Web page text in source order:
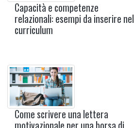
Capacità e competenze
relazionali: esempi da inserire nel
curriculum
Come scrivere una lettera